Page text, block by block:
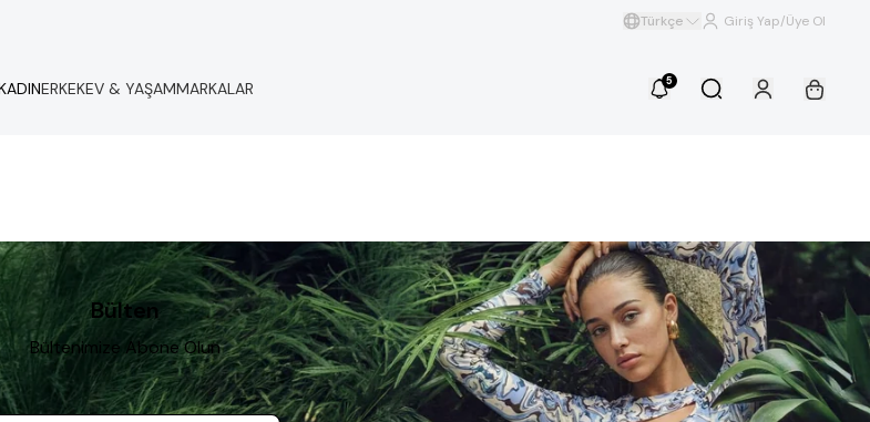
Türkçe Giriş Yap/Üye Ol
ERKEKEV & YAŞAMMARKALAR 5
Bülten
Bültenimize Abone Olun